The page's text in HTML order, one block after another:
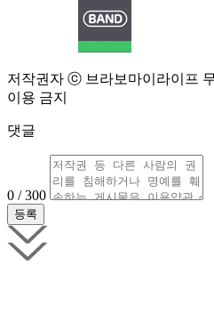
저작권자 ⓒ 브라보마이라이프
이용 금지
댓글
0 / 300